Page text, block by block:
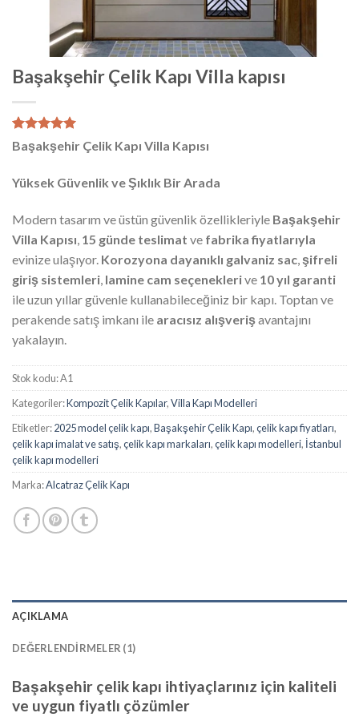
Başakşehir Çelik Kapı Villa kapısı
1
müşteri
puanına
5 üzerinden
Başakşehir Çelik Kapı Villa Kapısı
Yüksek Güvenlik ve Şıklık Bir Arada
Modern tasarım ve üstün güvenlik özellikleriyle Başakşehir
Villa Kapısı 15 günde teslimat ve fabrika fiyatlarıyla
evinize ulaşıyor. Korozyona dayanıklı galvaniz sac şifreli
giriş sistemleri lamine cam seçeneklerive 10 yıl garanti
ile uzun yıllar güvenle kullanabileceğiniz bir kapı. Toptan ve
perakende satış imkanı ile aracısız alışverişavantajını
yakalayın.
Stok kodu:A1
Kategoriler:Kompozit Çelik Kapılar,Villa Kapı Modelleri
Etiketler:2025 model çelik kapı,Başakşehir Çelik Kapı,çelik kapı fiyatları,
çelik kapı imalat ve satış,çelik kapı markaları,çelik kapı modelleri, İstanbul
çelik kapı modelleri
Marka:Alcatraz Çelik Kapı
AÇIKLAMA
DEĞERLENDIRMELER (1)
Başakşehir çelik kapı ihtiyaçlarınız için kaliteli
ve uygun fiyatlı çözümler